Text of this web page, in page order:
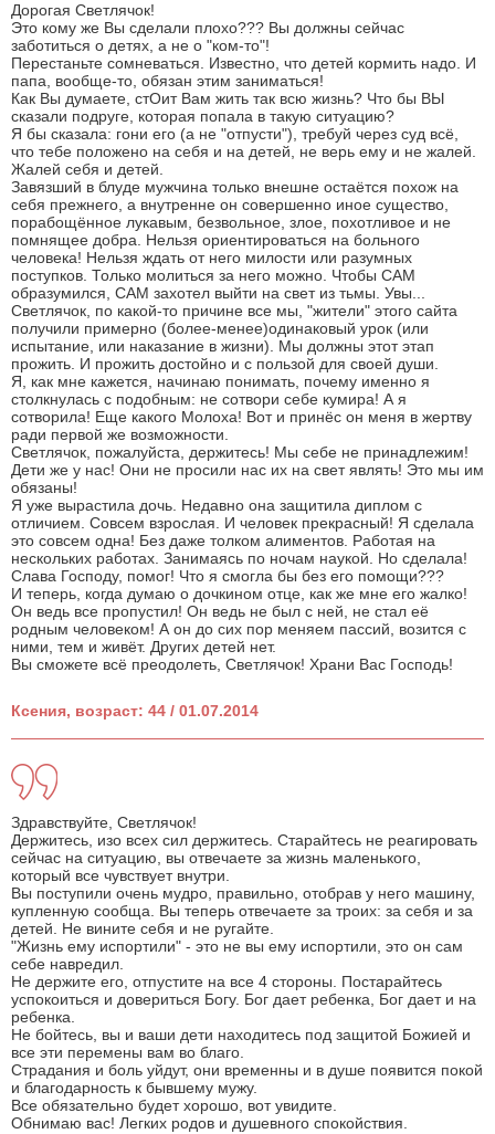
Дорогая Светлячок!
Это кому же Вы сделали плохо??? Вы должны сейчас
заботиться о детях, а не о "ком-то"!
Перестаньте сомневаться. Известно, что детей кормить надо. И
папа, вообще-то, обязан этим заниматься!
Как Вы думаете, стОит Вам жить так всю жизнь? Что бы ВЫ
сказали подруге, которая попала в такую ситуацию?
Я бы сказала: гони его (а не "отпусти"), требуй через суд всё,
что тебе положено на себя и на детей, не верь ему и не жалей.
Жалей себя и детей.
Завязший в блуде мужчина только внешне остаётся похож на
себя прежнего, а внутренне он совершенно иное существо,
порабощённое лукавым, безвольное, злое, похотливое и не
помнящее добра. Нельзя ориентироваться на больного
человека! Нельзя ждать от него милости или разумных
поступков. Только молиться за него можно. Чтобы САМ
образумился, САМ захотел выйти на свет из тьмы. Увы...
Светлячок, по какой-то причине все мы, "жители" этого сайта
получили примерно (более-менее)одинаковый урок (или
испытание, или наказание в жизни). Мы должны этот этап
прожить. И прожить достойно и с пользой для своей души.
Я, как мне кажется, начинаю понимать, почему именно я
столкнулась с подобным: не сотвори себе кумира! А я
сотворила! Еще какого Молоха! Вот и принёс он меня в жертву
ради первой же возможности.
Светлячок, пожалуйста, держитесь! Мы себе не принадлежим!
Дети же у нас! Они не просили нас их на свет являть! Это мы им
обязаны!
Я уже вырастила дочь. Недавно она защитила диплом с
отличием. Совсем взрослая. И человек прекрасный! Я сделала
это совсем одна! Без даже толком алиментов. Работая на
нескольких работах. Занимаясь по ночам наукой. Но сделала!
Слава Господу, помог! Что я смогла бы без его помощи???
И теперь, когда думаю о дочкином отце, как же мне его жалко!
Он ведь все пропустил! Он ведь не был с ней, не стал её
родным человеком! А он до сих пор меняем пассий, возится с
ними, тем и живёт. Других детей нет.
Вы сможете всё преодолеть, Светлячок! Храни Вас Господь!
Ксения, возраст: 44 / 01.07.2014
Здравствуйте, Светлячок!
Держитесь, изо всех сил держитесь. Старайтесь не реагировать
сейчас на ситуацию, вы отвечаете за жизнь маленького,
который все чувствует внутри.
Вы поступили очень мудро, правильно, отобрав у него машину,
купленную сообща. Вы теперь отвечаете за троих: за себя и за
детей. Не вините себя и не ругайте.
"Жизнь ему испортили" - это не вы ему испортили, это он сам
себе навредил.
Не держите его, отпустите на все 4 стороны. Постарайтесь
успокоиться и довериться Богу. Бог дает ребенка, Бог дает и на
ребенка.
Не бойтесь, вы и ваши дети находитесь под защитой Божией и
все эти перемены вам во благо.
Страдания и боль уйдут, они временны и в душе появится покой
и благодарность к бывшему мужу.
Все обязательно будет хорошо, вот увидите.
Обнимаю вас! Легких родов и душевного спокойствия.